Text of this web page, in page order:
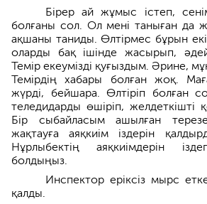
Бірер ай жұмыс істеп,
болғаны сол. Ол мені таныған да
ақшаны таниды. Өлтірмес бұрын
оларды бақ ішінде жасырып,
Темір екеумізді қуғыздым. Әрине,
Темірдің хабары болған жоқ.
жүрді, бейшара. Өлтіріп болған
теледидарды өшіріп, желдеткішті
Бір сыбайласым ашылған
жақтауға аяқкиім ізде­рін
Нұрлы­бектің аяқкиімдерін
болдыңыз.
Инспектор еріксіз мырс
қалды.